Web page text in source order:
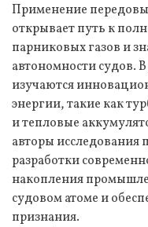
Применение
открывает путь к
парниковых газов и
автономности судов.
изучаются
энергии, такие как
и тепловые
авторы исследования
разработки
накопления
судовом атоме и
признания.